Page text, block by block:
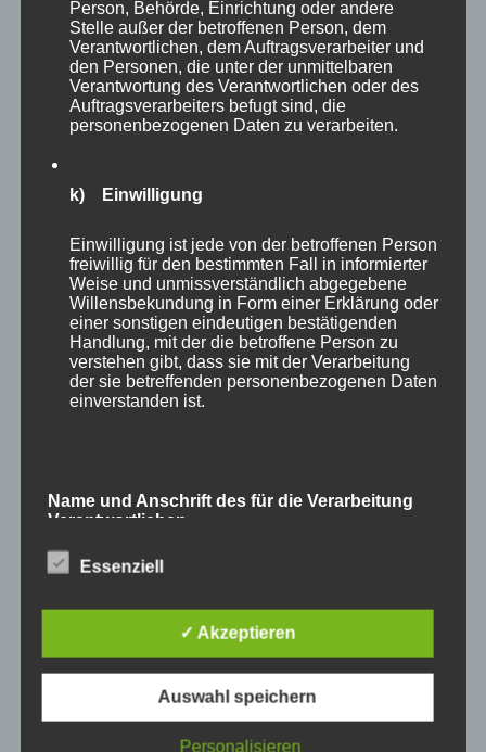
Als Fotograf liebe ich es, Tiergesichter in Szene
zu setzen. Diese drücken für mich immer
wieder die Schönheit der Natur in Gänze und
zugleich die Individualität eines jeden
Individums aus. Auch dazu hatte ich wieder
Gelegenheit, etwa bei den Erdmännchen. den
Person, Behörde, Einrichtung oder andere
Stelle außer der betroffenen Person, dem
Verantwortlichen, dem Auftragsverarbeiter und
den Personen, die unter der unmittelbaren
Verantwortung des Verantwortlichen oder des
Auftragsverarbeiters befugt sind, die
personenbezogenen Daten zu verarbeiten.
k) Einwilligung
Einwilligung ist jede von der betroffenen Person
freiwillig für den bestimmten Fall in informierter
Weise und unmissverständlich abgegebene
Willensbekundung in Form einer Erklärung oder
einer sonstigen eindeutigen bestätigenden
Handlung, mit der die betroffene Person zu
verstehen gibt, dass sie mit der Verarbeitung
der sie betreffenden personenbezogenen Daten
einverstanden ist.
Name und Anschrift des für die Verarbeitung
Verantwortlichen
Verantwortlicher im Sinne der Datenschutz-
der Europäischen Union geltenden
Datenschutzgesetze und anderer Bestimmungen
mit datenschutzrechtlichem Charakter ist die:
Cookies / SessionStorage / LocalStorage
Die Internetseiten verwenden teilweise so
Essenziell
✓ Akzeptieren
Auswahl speichern
Personalisieren